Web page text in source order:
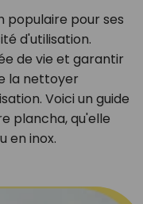
populaire pour ses
d'utilisation.
de vie et garantir
la nettoyer
Voici un guide
plancha, qu'elle
en inox.